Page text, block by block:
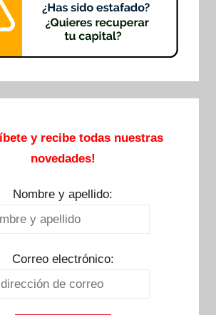
y recibe todas nuestras
novedades!
Nombre y apellido:
Correo electrónico: